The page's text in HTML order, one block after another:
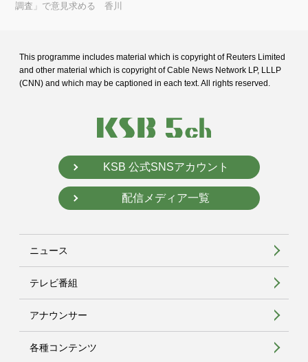
調査」で意見求める 香川
This programme includes material which is copyright of Reuters Limited
and other material which is copyright of Cable News Network LP, LLLP
(CNN) and which may be captioned in each text. All rights reserved.
KSB 公式SNSアカウント
配信メディア一覧
ニュース
テレビ番組
アナウンサー
各種コンテンツ